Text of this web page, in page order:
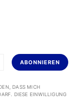
ABONNIEREN
DASS MICH
DIESE EINWILLIGUNG